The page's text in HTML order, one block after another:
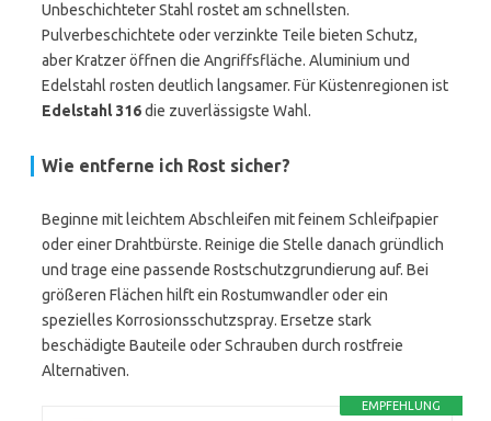
Unbeschichteter Stahl rostet am schnellsten.
Pulverbeschichtete oder verzinkte Teile bieten Schutz,
aber Kratzer öffnen die Angriffsfläche. Aluminium und
Edelstahl rosten deutlich langsamer. Für Küstenregionen ist
Edelstahl 316die zuverlässigste Wahl.
Wie entferne ich Rost sicher?
Beginne mit leichtem Abschleifen mit feinem Schleifpapier
oder einer Drahtbürste. Reinige die Stelle danach gründlich
und trage eine passende Rostschutzgrundierung auf. Bei
größeren Flächen hilft ein Rostumwandler oder ein
spezielles Korrosionsschutzspray. Ersetze stark
beschädigte Bauteile oder Schrauben durch rostfreie
Alternativen.
EMPFEHLUNG